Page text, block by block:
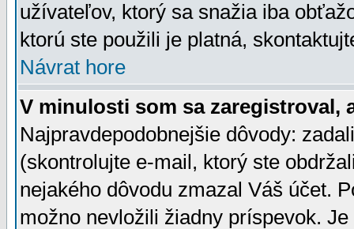
užívateľov, ktorý sa snažia iba
ktorú ste použili je platná,
Návrat hore
V minulosti som sa zaregistroval,
Najpravdepodobnejšie dôvody:
(skontrolujte e-mail, ktorý ste
nejakého dôvodu zmazal Váš účet.
možno nevložili žiadny príspevok.